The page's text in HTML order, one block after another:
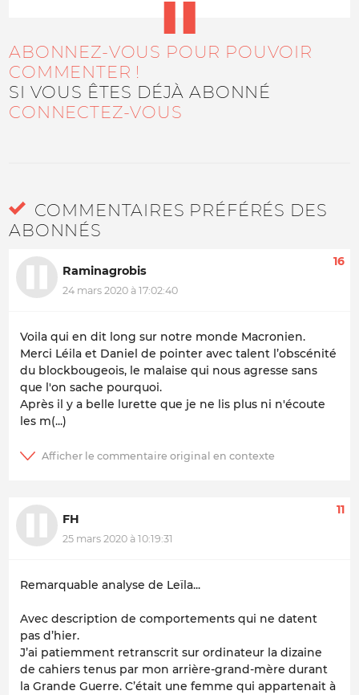
ABONNEZ-VOUS POUR POUVOIR
COMMENTER !
SI VOUS ÊTES DÉJÀ ABONNÉ
CONNECTEZ-VOUS
COMMENTAIRES PRÉFÉRÉS DES
ABONNÉS
Raminagrobis
24 mars 2020 à 17:02:40
16
Voila qui en dit long sur notre monde Macronien.
Merci Léila et Daniel de pointer avec talent l’obscénité
du blockbougeois, le malaise qui nous agresse sans
que l'on sache pourquoi.
Après il y a belle lurette que je ne lis plus ni n'écoute
les m(...)
FH
25 mars 2020 à 10:19:31
11
Remarquable analyse de Leïla...
Avec description de comportements qui ne datent
pas d’hier.
J’ai patiemment retranscrit sur ordinateur la dizaine
de cahiers tenus par mon arrière-grand-mère durant
la Grande Guerre. C’était une femme qui appartenait à